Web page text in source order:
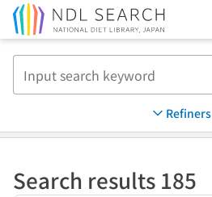
Refiners
Search results 185